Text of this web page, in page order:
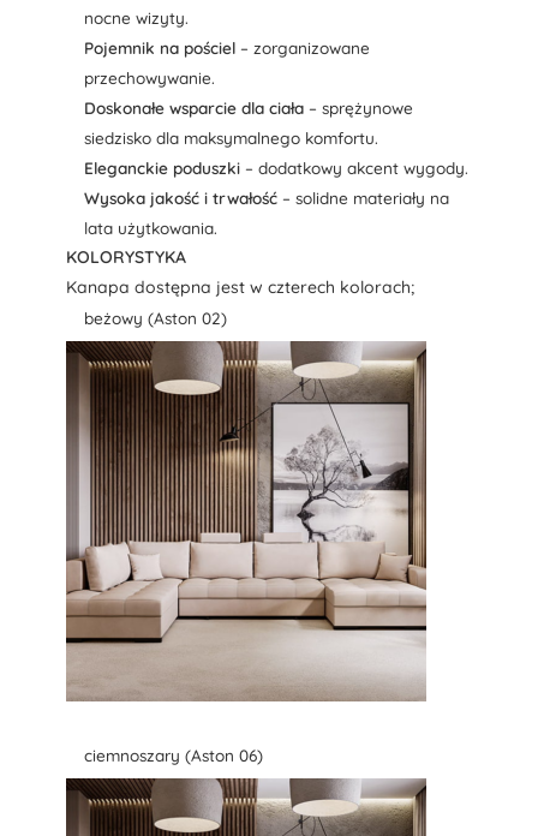
nocne wizyty.
Pojemnik na pościel– zorganizowane
przechowywanie.
Doskonałe wsparcie dla ciała– sprężynowe
siedzisko dla maksymalnego komfortu.
Eleganckie poduszki– dodatkowy akcent wygody.
Wysoka jakość i trwałość– solidne materiały na
lata użytkowania.
KOLORYSTYKA
Kanapa dostępna jest w czterech kolorach;
beżowy (Aston 02)
ciemnoszary (Aston 06)